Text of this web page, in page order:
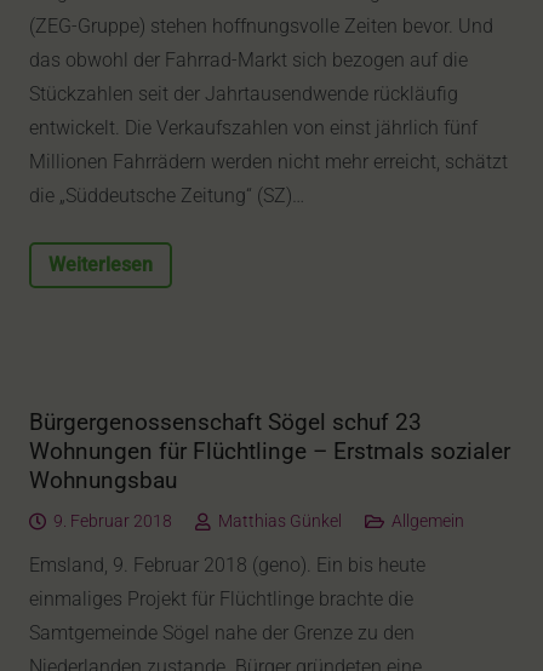
(ZEG-Gruppe) stehen hoffnungsvolle Zeiten bevor. Und
das obwohl der Fahrrad-Markt sich bezogen auf die
Stückzahlen seit der Jahrtausendwende rückläufig
entwickelt. Die Verkaufszahlen von einst jährlich fünf
Millionen Fahrrädern werden nicht mehr erreicht, schätzt
die „Süddeutsche Zeitung“ (SZ)…
Weiterlesen
Bürgergenossenschaft Sögel schuf 23
Wohnungen für Flüchtlinge – Erstmals sozialer
Wohnungsbau
9. Februar 2018 Matthias Günkel Allgemein
Emsland, 9. Februar 2018 (geno). Ein bis heute
einmaliges Projekt für Flüchtlinge brachte die
Samtgemeinde Sögel nahe der Grenze zu den